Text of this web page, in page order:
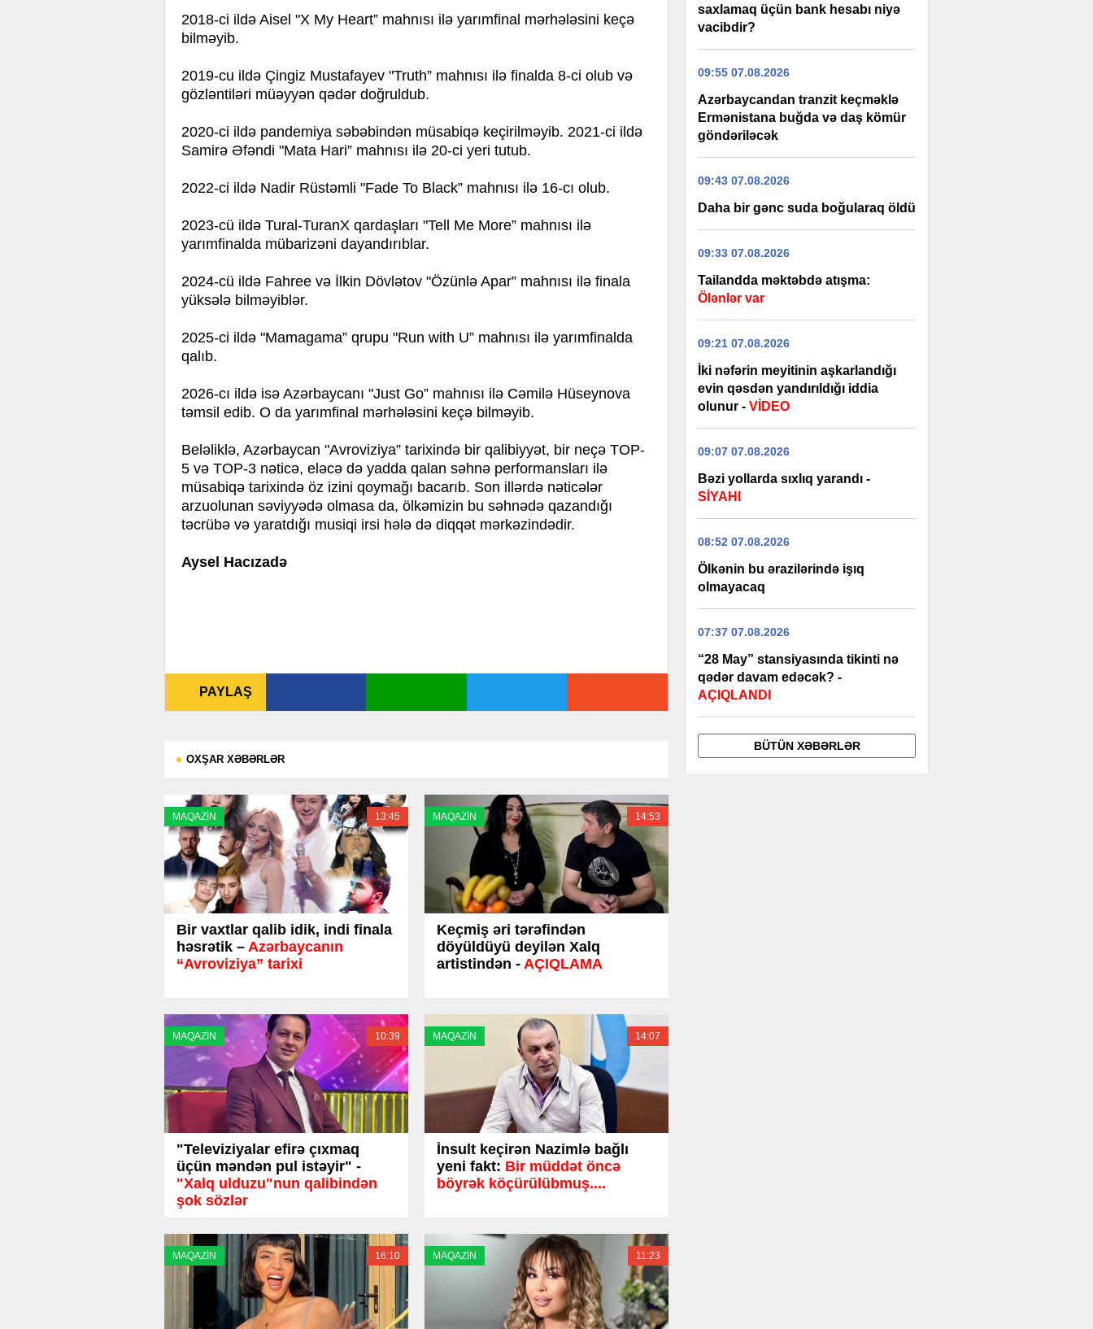
2018-ci ildə Aisel "X My Heart” mahnısı ilə yarımfinal mərhələsini keçə
bilməyib.
2019-cu ildə Çingiz Mustafayev "Truth” mahnısı ilə finalda 8-ci olub və
gözləntiləri müəyyən qədər doğruldub.
2020-ci ildə pandemiya səbəbindən müsabiqə keçirilməyib. 2021-ci ildə
Samirə Əfəndi "Mata Hari” mahnısı ilə 20-ci yeri tutub.
2022-ci ildə Nadir Rüstəmli "Fade To Black” mahnısı ilə 16-cı olub.
2023-cü ildə Tural-TuranX qardaşları "Tell Me More” mahnısı ilə
yarımfinalda mübarizəni dayandırıblar.
2024-cü ildə Fahree və İlkin Dövlətov "Özünlə Apar” mahnısı ilə finala
yüksələ bilməyiblər.
2025-ci ildə "Mamagama” qrupu "Run with U” mahnısı ilə yarımfinalda
qalıb.
2026-cı ildə isə Azərbaycanı "Just Go” mahnısı ilə Cəmilə Hüseynova
təmsil edib. O da yarımfinal mərhələsini keçə bilməyib.
Beləliklə, Azərbaycan "Avroviziya” tarixində bir qalibiyyət, bir neçə TOP-
5 və TOP-3 nəticə, eləcə də yadda qalan səhnə performansları ilə
müsabiqə tarixində öz izini qoymağı bacarıb. Son illərdə nəticələr
arzuolunan səviyyədə olmasa da, ölkəmizin bu səhnədə qazandığı
təcrübə və yaratdığı musiqi irsi hələ də diqqət mərkəzindədir.
Aysel Hacızadə
PAYLAŞ
OXŞAR XƏBƏRLƏR
MAQAZİN 13:45
Bir vaxtlar qalib idik, indi finala
həsrətik – Azərbaycanın
“Avroviziya” tarixi
MAQAZİN 14:53
Keçmiş əri tərəfindən
döyüldüyü deyilən Xalq
artistindən - AÇIQLAMA
MAQAZİN 10:39
"Televiziyalar efirə çıxmaq
üçün məndən pul istəyir" -
"Xalq ulduzu"nun qalibindən
şok sözlər
MAQAZİN 14:07
İnsult keçirən Nazimlə bağlı
yeni fakt: Bir müddət öncə
böyrək köçürülübmuş....
MAQAZİN 16:10 MAQAZİN 11:23
saxlamaq üçün bank hesabı niyə
vacibdir?
09:55 07.08.2026
Azərbaycandan tranzit keçməklə
Ermənistana buğda və daş kömür
göndəriləcək
09:43 07.08.2026
Daha bir gənc suda boğularaq öldü
09:33 07.08.2026
Tailandda məktəbdə atışma:
Ölənlər var
09:21 07.08.2026
İki nəfərin meyitinin aşkarlandığı
evin qəsdən yandırıldığı iddia
olunur - VİDEO
09:07 07.08.2026
Bəzi yollarda sıxlıq yarandı -
SİYAHI
08:52 07.08.2026
Ölkənin bu ərazilərində işıq
olmayacaq
07:37 07.08.2026
“28 May” stansiyasında tikinti nə
qədər davam edəcək? -
AÇIQLANDI
BÜTÜN XƏBƏRLƏR